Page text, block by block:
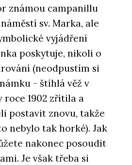
známou campanillu
sv. Marka, ale
vyjádření
poskytuje, nikoli o
(neodpustím si
- štíhlá věž v
roce 1902 zřítila a
postavit znovu, takže
nebylo tak horké). Jak
nakonec posoudit
Je však třeba si